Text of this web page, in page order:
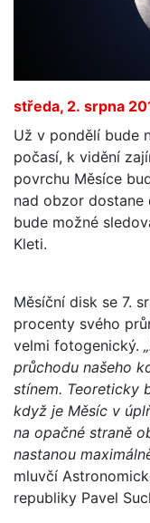
středa, 2. srpna
Už v pondělí bude
počasí, k vidění
povrchu Měsíce
nad obzor dostane
bude možné
Kleti.
Měsíční disk se 7.
procenty svého
velmi fotogenický.
průchodu našeho
stínem. Teoreticky
když je Měsíc v
na opačné straně
nastanou
mluvčí
republiky Pavel